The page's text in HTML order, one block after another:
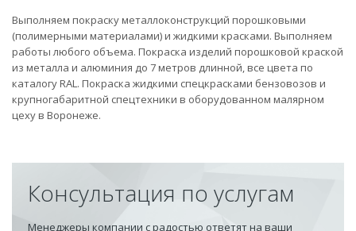
Выполняем покраску металлоконструкций порошковыми
(полимерными материалами) и жидкими красками. Выполняем
работы любого объема. Покраска изделий порошковой краской
из металла и алюминия до 7 метров длинной, все цвета по
каталогу RAL. Покраска жидкими спецкрасками бензовозов и
крупногабаритной спецтехники в оборудованном малярном
цеху в Воронеже.
Консультация по услугам
Менеджеры компании с радостью ответят на ваши